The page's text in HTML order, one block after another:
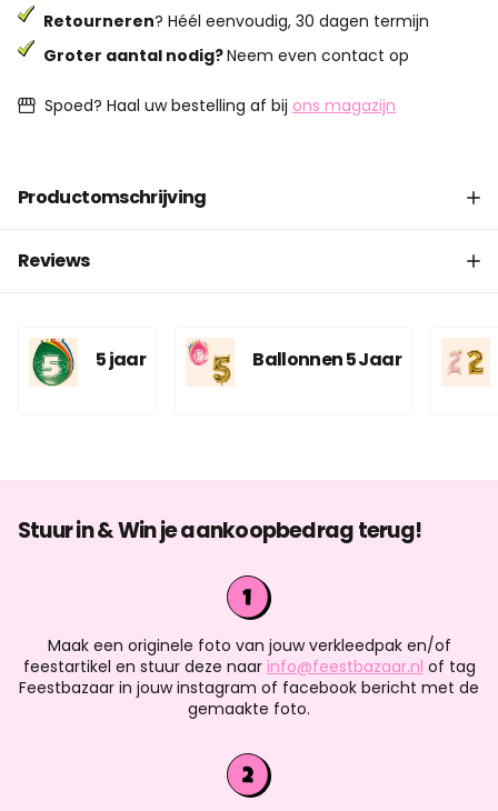
Retourneren? Héél eenvoudig, 30 dagen termijn
Groter aantal nodig?Neem even contact op
Spoed? Haal uw bestelling af bij ons magazijn
Productomschrijving
Reviews
5 jaar Ballonnen 5 Jaar
Stuur in & Win je aankoopbedrag terug!
Maak een originele foto van jouw verkleedpak en/of
feestartikel en stuur deze naar info@feestbazaar.nl of tag
Feestbazaar in jouw instagram of facebook bericht met de
gemaakte foto.